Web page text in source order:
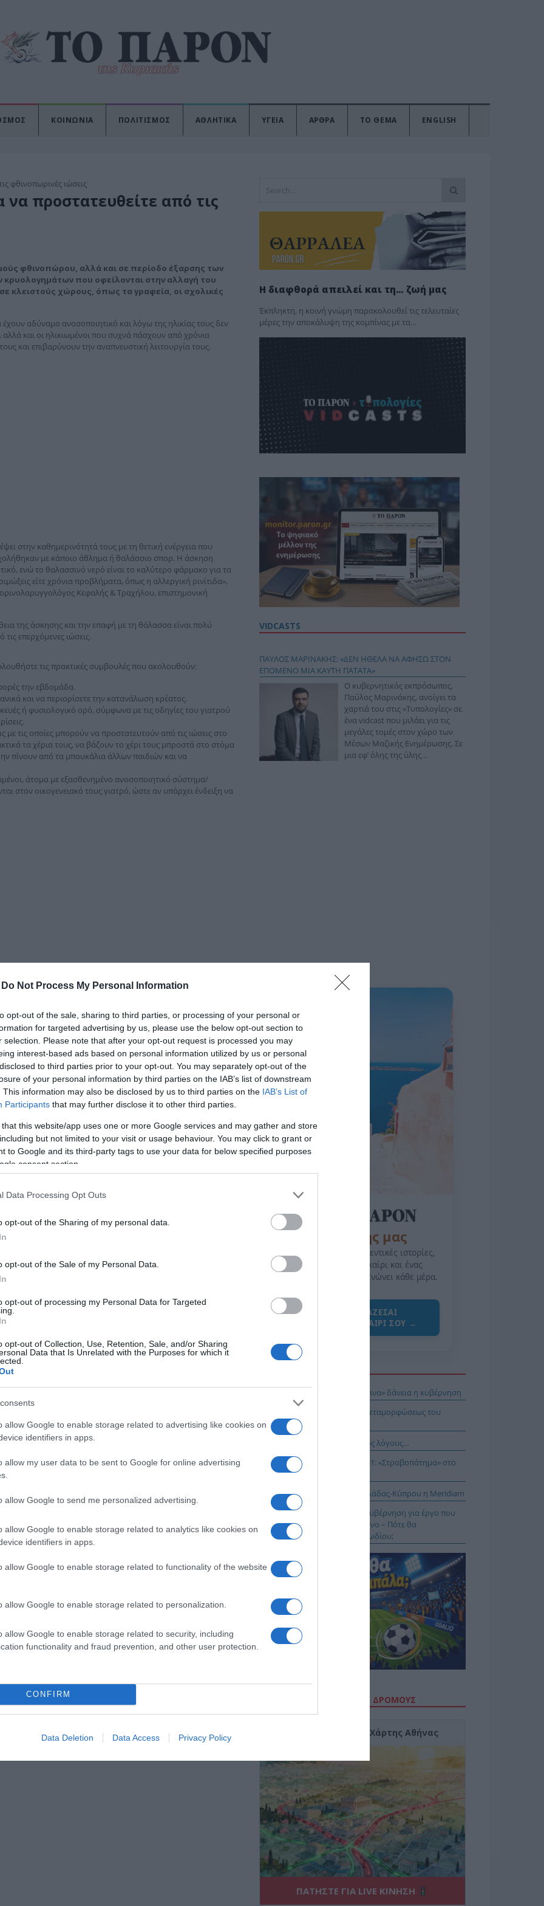
Do Not Process My Personal Information
opt-out of the sale, sharing to third parties, or processing of your personal or
for targeted advertising by us, please use the below opt-out section to
selection. Please note that after your opt-out request is processed you may
interest-based ads based on personal information utilized by us or personal
to third parties prior to your opt-out. You may separately opt-out of the
of your personal information by third parties on the IAB’s list of downstream
This information may also be disclosed by us to third parties on the IAB’s List of
Participants that may further disclose it to other third parties.
that this website/app uses one or more Google services and may gather and store
but not limited to your visit or usage behaviour. You may click to grant or
to Google and its third-party tags to use your data for below specified purposes
consent section.
Data Processing Opt Outs
opt-out of the Sharing of my personal data.
opt-out of the Sale of my Personal Data.
opt-out of processing my Personal Data for Targeted
opt-out of Collection, Use, Retention, Sale, and/or Sharing
Data that Is Unrelated with the Purposes for which it
allow Google to enable storage related to advertising like cookies on
identifiers in apps.
allow my user data to be sent to Google for online advertising
allow Google to send me personalized advertising.
allow Google to enable storage related to analytics like cookies on
identifiers in apps.
allow Google to enable storage related to functionality of the website
allow Google to enable storage related to personalization.
allow Google to enable storage related to security, including
functionality and fraud prevention, and other user protection.
CONFIRM
Data Deletion Data Access Privacy Policy
ΚΟΙΝΩΝΙΑ ΠΟΛΙΤΙΣΜΟΣ ΑΘΛΗΤΙΚΑ ΥΓΕΙΑ ΑΡΘΡΑ ΤΟ ΘΕΜΑ ENGLISH
να προστατευθείτε από τις
φθινοπώρου, αλλά και σε περίοδο έξαρσης των
που οφείλονται στην αλλαγή του
κλειστούς χώρους, όπως τα γραφεία, οι σχολικές
αδύναμο ανοσοποιητικό και λόγω της ηλικίας τους δεν
και οι ηλικιωμένοι που συχνά πάσχουν από χρόνια
και επιβαρύνουν την αναπνευστική λειτουργία τους.
στην καθημερινότητά τους με τη θετική ενέργεια που
με κάποιο άθλημα ή θαλάσσιο σπορ. Η άσκηση
ενώ το θαλασσινό νερό είναι το καλύτερο φάρμακο για τα
είτε χρόνια προβλήματα, όπως η αλλεργική ρινίτιδα»,
Κεφαλής & Τραχήλου, επιστημονική
της άσκησης και την επαφή με τη θάλασσα είναι πολύ
επερχόμενες ιώσεις.
τις πρακτικές συμβουλές που ακολουθούν:
την εβδομάδα.
και να περιορίσετε την κατανάλωση κρέατος.
ή φυσιολογικό ορό, σύμφωνα με τις οδηγίες του γιατρού
με τις οποίες μπορούν να προστατευτούν από τις ιώσεις στο
τα χέρια τους, να βάζουν το χέρι τους μπροστά στο στόμα
πίνουν από τα μπουκάλια άλλων παιδιών και να
άτομα με εξασθενημένο ανοσοποιητικό σύστημα/
στον οικογενειακό τους γιατρό, ώστε αν υπάρχει ένδειξη να
Στ. Πάσχου: Η παχυσαρκία ως
αιτιολογικός παράγοντας αγγειακής
άνοιας
Tote bag obsession: Βρήκαμε την τσάντα
Summer friendship era: Γιατί οι διακοπές
Jaafar Jackson: Από τον «Michael» στο
«Supermax» με τον Will Smith
Τηλεοπτικά «Μαγειρέματα», Ψηφιακοί
Εβδομάδα που Ανακάτεψε την Τράπουλα
των Ελληνικών Media
Η διαφθορά απειλεί και τη… ζωή μας
Έκπληκτη, η κοινή γνώμη παρακολουθεί τις τελευταίες
μέρες την αποκάλυψη της κο­μπίνας με τα…
VIDCASTS
ΠΑΥΛΟΣ ΜΑΡΙΝΑΚΗΣ: «ΔΕΝ ΗΘΕΛΑ ΝΑ ΑΦΗΣΩ ΣΤΟΝ
ΕΠΟΜΕΝΟ ΜΙΑ ΚΑΥΤΗ ΠΑΤΑΤΑ»
Ο κυβερνητικός εκπρόσωπος,
Παύλος Μαρινάκης, ανοίγει τα
χαρτιά του στις «Τυπολογίες» σε
ένα vidcast που μιλάει για τις
μεγάλες τομές στον χώρο των
Μέσων Μαζικής Ενημέρωσης. Σε
μια εφ’ όλης της ύλης
της Ζωής μας
Οι άνθρωποι, οι αυθεντικές ιστορίες,
το ελληνικό καλοκαίρι και ένας
πολιτισμός που μας ενώνει κάθε μέρα.
ΌΣΑ ΧΡΕΙΆΖΕΣΑΙ
ΓΙΑ ΤΟ ΚΑΛΟΚΑΊΡΙ ΣΟΥ →
Χάνει το στοίχημα με τα «κόκκινα» δάνεια η κυβέρνηση
LIVE: Η Θεία Λειτουργία της Μεταμορφώσεως του
Σωτήρος
Ξύπνησαν, αλλά για τους λάθος λόγους…
Παναθηναϊκός – ΤΣΣΚΑ 1948 1-1: «Στραβοπάτημα» στο
ΟΑΚΑ
GSI: Στο έργο διασύνδεσης Ελλάδας-Κύπρου η Meridiam
ΕΛ.Α.Σ Να μην πανηγυρίζει η κυβέρνηση για έργο που
έχει παγώσει εδώ και έναν χρόνο – Πότε θα
ολοκληρωθεί το έργο του καλωδίου;
ΔΕΙΤΕ ΤΗΝ ΚΙΝΗΣΗ ΣΤΟΥΣ ΔΡΌΜΟΥΣ
Κίνηση Τώρα: Live Χάρτης Αθήνας
ΠΑΤΗΣΤΕ ΓΙΑ LIVE ΚΙΝΗΣΗ